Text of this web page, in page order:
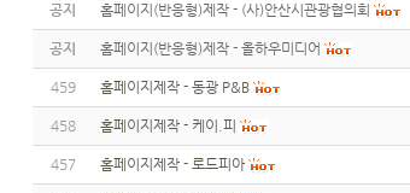
공지 홈페이지(반응형)제작 - (사)안산시관광협의회
공지 홈페이지(반응형)제작 - 올하우미디어
459 홈페이지제작 - 동광 P&B
458 홈페이지제작 - 케이.피
457 홈페이지제작 - 로드피아